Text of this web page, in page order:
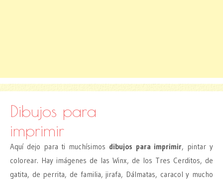
Dibujos para
imprimir
Aquí dejo para ti muchísimos dibujos para imprimir, pintar y
colorear. Hay imágenes de las Winx, de los Tres Cerditos, de
gatita, de perrita, de familia, jirafa, Dálmatas, caracol y mucho